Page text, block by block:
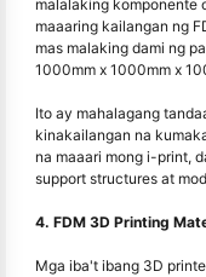
malalaking komponente
maaaring kailangan ng
mas malaking dami ng
1000mm x 1000mm x
Ito ay mahalagang
kinakailangan na
na maaari mong i-print,
support structures at
4. FDM 3D Printing
Mga iba't ibang 3D